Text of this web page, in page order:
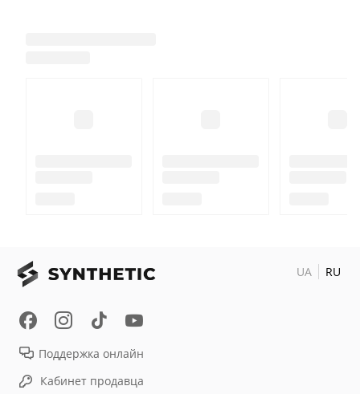
Поддержка онлайн
Кабинет продавца
UA RU